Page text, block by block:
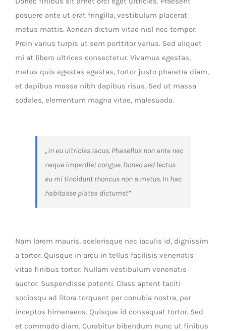
posuere ante ut erat fringilla, vestibulum placerat
metus mattis. Aenean dictum vitae nisl nec tempor.
Proin varius turpis ut sem porttitor varius. Sed aliquet
mi at libero ultrices consectetur. Vivamus egestas,
metus quis egestas egestas, tortor justo pharetra diam,
et dapibus massa nibh dapibus risus. Sed ut massa
sodales, elementum magna vitae, malesuada.
„In eu ultricies lacus. Phasellus non ante nec
neque imperdiet congue. Donec sed lectus
eu mi tincidunt rhoncus non a metus. In hac
habitasse platea dictumst”
Nam lorem mauris, scelerisque nec iaculis id, dignissim
a tortor. Quisque in arcu in tellus facilisis venenatis
vitae finibus tortor. Nullam vestibulum venenatis
auctor. Suspendisse potenti. Class aptent taciti
sociosqu ad litora torquent per conubia nostra, per
inceptos himenaeos. Quisque id consequat tortor. Sed
et commodo diam. Curabitur bibendum nunc ut finibus